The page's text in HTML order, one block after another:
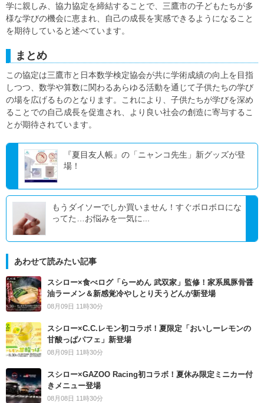
学に親しみ、協力協定を締結することで、三鷹市の子どもたちが多
様な学びの機会に恵まれ、自己の成長を実感できるようになること
を期待していると述べています。
まとめ
この協定は三鷹市と日本数学検定協会が共に学術成績の向上を目指
しつつ、数学や算数に関わるあらゆる活動を通じて子供たちの学び
の場を広げるものとなります。これにより、子供たちが学びを深め
ることでの自己成長を促進され、より良い社会の創造に寄与するこ
とが期待されています。
『夏目友人帳』の「ニャンコ先生」新グッズが登
場！
もうダイソーでしか買いません！すぐボロボロにな
ってた…お悩みを一気に...
あわせて読みたい記事
スシロー×食べログ「らーめん 武双家」監修！家系風豚骨醤
油ラーメン＆新感覚冷やしとり天うどんが新登場
08月09日 11時30分
スシロー×C.C.レモン初コラボ！夏限定「おいしーレモンの
甘酸っぱパフェ」新登場
08月09日 11時30分
スシロー×GAZOO Racing初コラボ！夏休み限定ミニカー付
きメニュー登場
08月08日 11時30分